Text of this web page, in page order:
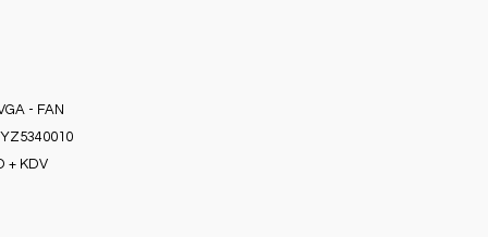
- FAN
+ KDV